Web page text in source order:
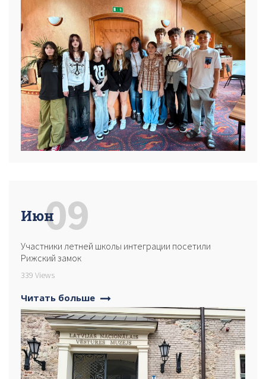
Июн
Участники летней школы интеграции посетили
Рижский замок
339 Views
Читать больше
09